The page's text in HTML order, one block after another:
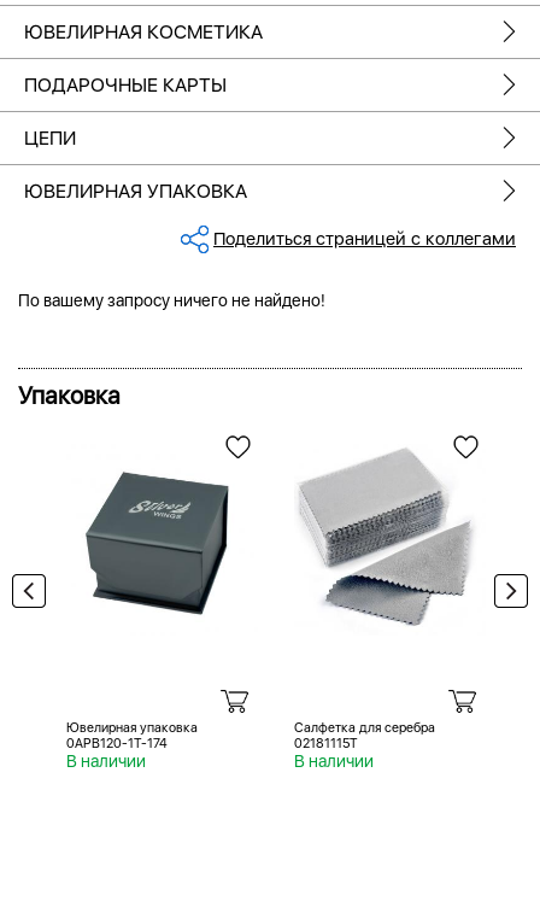
ЮВЕЛИРНАЯ КОСМЕТИКА
ПОДАРОЧНЫЕ КАРТЫ
ЦЕПИ
ЮВЕЛИРНАЯ УПАКОВКА
Поделиться страницей с коллегами
По вашему запросу ничего не найдено!
Упаковка
Ювелирная упаковка
0APB120-1T-174
В наличии
Салфетка для серебра
02181115T
В наличии